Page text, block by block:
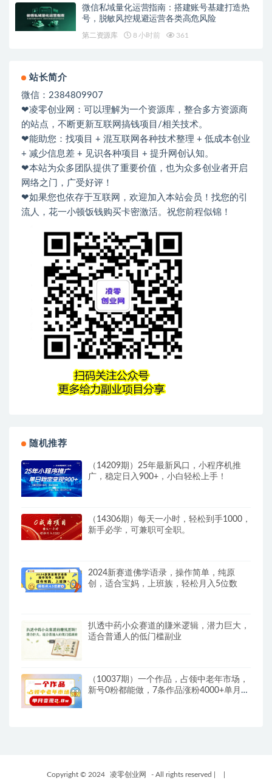
微信私域量化运营指南：搭建账号基建打造热
号，脱敏风控规避运营各类高危风险
第二资源库 8 小时前 361
站长简介
微信：2384809907
❤凌零创业网：可以理解为一个资源库，整合多方资源商
的站点，不断更新互联网搞钱项目/相关技术。
❤能助您：找项目 + 混互联网各种技术整理 + 低成本创业
+ 减少信息差 + 见识各种项目 + 提升网创认知。
❤本站为众多团队提供了重要价值，也为众多创业者开启
网络之门，广受好评！
❤如果您也依存于互联网，欢迎加入本站会员！找您的引
流人，花一小顿饭钱购买卡密激活。祝您前程似锦！
随机推荐
（14209期）25年最新风口，小程序机推
广，稳定日入900+，小白轻松上手！
（14306期）每天一小时，轻松到手1000，
新手必学，可兼职可全职。
2024新赛道佛学语录，操作简单，纯原
创，适合宝妈，上班族，轻松月入5位数
扒透中药小众赛道的賺米逻辑，潜力巨大，
适合普通人的低门槛副业
（10037期）一个作品，占领中老年市场，
新号0粉都能做，7条作品涨粉4000+单月变
Copyright © 2024 凌零创业网 - All rights reserved